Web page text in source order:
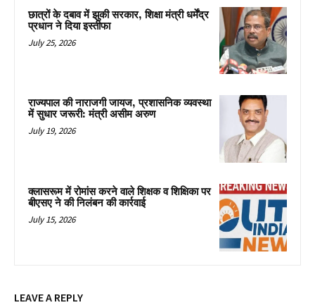
छात्रों के दबाव में झुकी सरकार, शिक्षा मंत्री धर्मेंद्र
प्रधान ने दिया इस्तीफा
July 25, 2026
राज्यपाल की नाराजगी जायज, प्रशासनिक व्यवस्था
में सुधार जरूरी: मंत्री असीम अरुण
July 19, 2026
क्लासरूम में रोमांस करने वाले शिक्षक व शिक्षिका पर
बीएसए ने की निलंबन की कार्रवाई
July 15, 2026
LEAVE A REPLY